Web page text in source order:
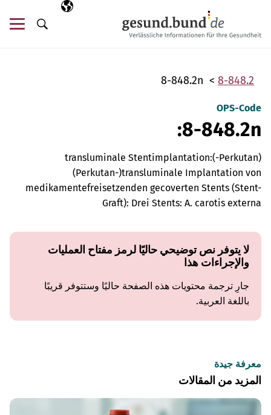
اللغة المختارة
AR
البحث
8-848.2
8-848.2n
OPS-Code
8-848.2n:
(Perkutan-)transluminale Stentimplantation:
(Perkutan-)transluminale Implantation von
medikamentefreisetzenden gecoverten Stents (Stent-
Graft): Drei Stents: A. carotis externa
لا يتوفر نص توضيحي حاليًا لرمز مفتاح العمليات
والإجراءات هذا
جارِ ترجمة محتويات هذه الصفحة حاليًا وستتوفر قريبًا
باللغة العربية.
معرفة جيدة
المزيد من المقالات